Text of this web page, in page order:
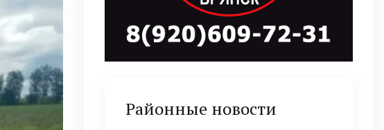
Районные новости